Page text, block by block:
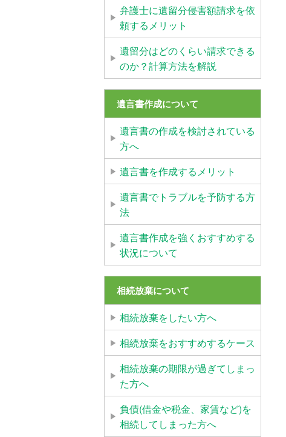
弁護士に遺留分侵害額請求を依
頼するメリット
遺留分はどのくらい請求できる
のか？計算方法を解説
遺言書作成について
遺言書の作成を検討されている
方へ
遺言書を作成するメリット
遺言書でトラブルを予防する方
法
遺言書作成を強くおすすめする
状況について
相続放棄について
相続放棄をしたい方へ
相続放棄をおすすめするケース
相続放棄の期限が過ぎてしまっ
た方へ
負債(借金や税金、家賃など)を
相続してしまった方へ